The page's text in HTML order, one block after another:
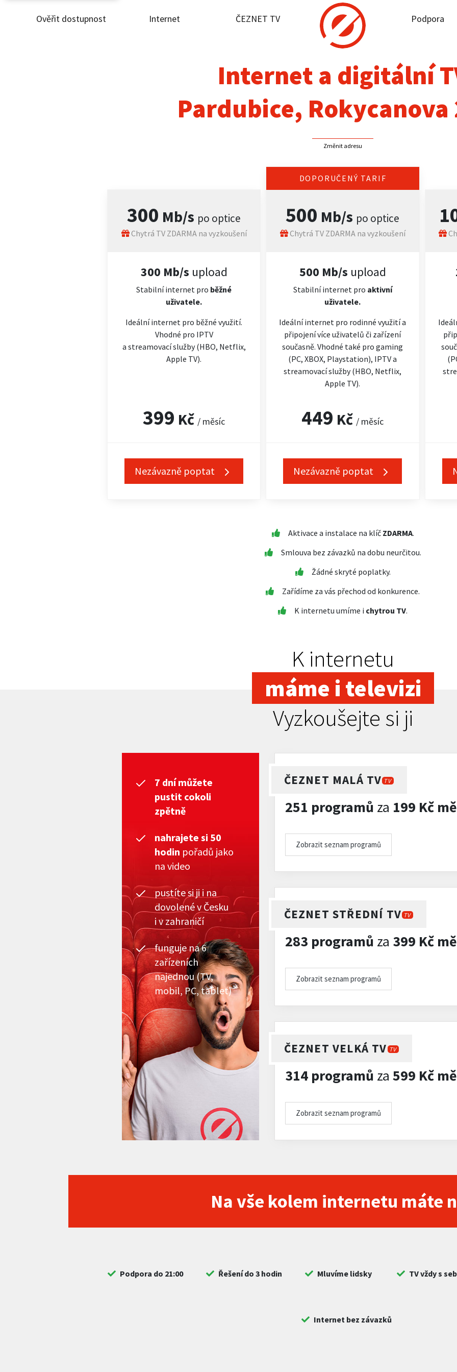
Ověřit dostupnost Internet ČEZNET TV Podpora
Internet
Podpora
Internet a digitální
Pardubice, Rokycanova
Změnit adresu
300 Mb/s po optice
Chytrá TV ZDARMA na vyzkoušení
300 Mb/s upload
Stabilní internet pro běžné
uživatele.
Ideální internet pro běžné využití.
Vhodné pro IPTV
a streamovací služby (HBO, Netflix,
Apple TV).
399 Kč / měsíc
Nezávazně poptat
DOPORUČENÝ TARIF
500 Mb/s po optice
Chytrá TV ZDARMA na vyzkoušení
500 Mb/s upload
Stabilní internet pro aktivní
uživatele.
Ideální internet pro rodinné využití a
připojení více uživatelů či zařízení
současně. Vhodné také pro gaming
(PC, XBOX, Playstation), IPTV a
streamovací služby (HBO, Netflix,
Apple TV).
449 Kč / měsíc
Nezávazně poptat
Aktivace a instalace na klíč ZDARMA.
Smlouva bez závazků na dobu neurčitou.
Žádné skryté poplatky.
Zařídíme za vás přechod od konkurence.
K internetu umíme i chytrou TV.
K internetu
máme i televizi
Vyzkoušejte si ji
7 dní můžete
pustit cokoli
zpětně
nahrajete si 50
hodin pořadů jako
na video
pustíte si ji i na
dovolené v Česku
i v zahraničí
funguje na 6
zařízeních
najednou (TV,
mobil, PC, tablet)
ČEZNET MALÁ TV TV
251 programů za 199 Kč
Zobrazit seznam programů
ČEZNET STŘEDNÍ TV TV
283 programů za 399 Kč
Zobrazit seznam programů
ČEZNET VELKÁ TV TV
314 programů za 599 Kč
Zobrazit seznam programů
Na vše kolem internetu máte
Podpora do 21:00 Řešení do 3 hodin Mluvíme lidsky TV vždy s
Internet bez závazků